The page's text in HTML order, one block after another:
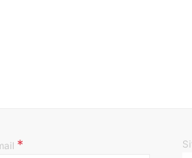
*